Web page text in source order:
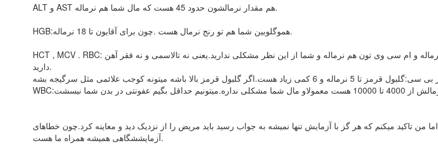
ALT و AST هم مقدار نرمالشون حدود 45 هست که مال شما هم نرماله.
HGB:هموگلوبین شما هم تو رنج نرمال هست .چون برای آقایون تا 18 نرماله.
HCT , MCV . RBC: این سه تا به اصافه هموگلوبین با هم میتونن تالاسمی و آنمی فقر اهن را مطرح کنند.هماتوکریتتون نرماله و ام سی وی تون هم نرماله و شما از این نظر مشکلی ندارید.یعنی نه تالاسمی و نه فقر آهن
دارید.
اما من تاکید میکنم که هر گز با آزمایش تنها نمیشه به جواب رسید باید مریض را از نزدیک دید و معاینه کرد.چون خطاهای
آزمایششگاهی همیشه همراه ما هست.